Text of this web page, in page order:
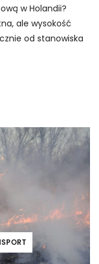
w Holandii?
ale wysokość
od stanowiska